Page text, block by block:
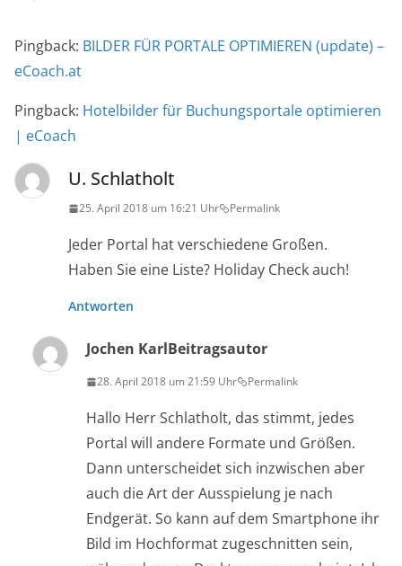
Pingback: BILDER FÜR PORTALE OPTIMIEREN (update) –
eCoach.at
Pingback: Hotelbilder für Buchungsportale optimieren
| eCoach
U. Schlatholt
25. April 2018 um 16:21 Uhr Permalink
Jeder Portal hat verschiedene Großen.
Haben Sie eine Liste? Holiday Check auch!
Antworten
Jochen KarlBeitragsautor
28. April 2018 um 21:59 Uhr Permalink
Hallo Herr Schlatholt, das stimmt, jedes
Portal will andere Formate und Größen.
Dann unterscheidet sich inzwischen aber
auch die Art der Ausspielung je nach
Endgerät. So kann auf dem Smartphone ihr
Bild im Hochformat zugeschnitten sein,